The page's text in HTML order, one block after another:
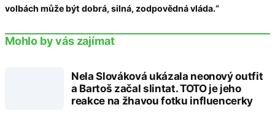
volbách může být dobrá, silná, zodpovědná vláda.“
Mohlo by vás zajímat
Nela Slováková ukázala neonový outfit
a Bartoš začal slintat. TOTO je jeho
reakce na žhavou fotku influencerky